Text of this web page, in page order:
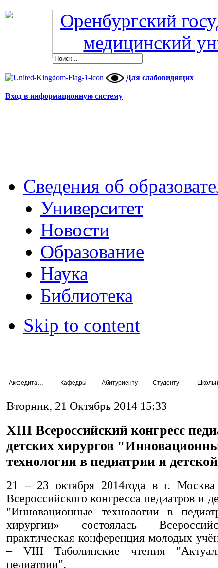
Оренбургский
медицинский
Для слабовидящих
Вход в информационную систему
Сведения об
Университет
Новости
Образование
Наука
Библиотека
Skip to content
Кафедры Абитуриенту Студенту
Вторник, 21 Октябрь 2014 15:33
XIII Всероссийский конгресс
детских хирургов
технологии в педиатрии и
21 – 23 октября 2014года в г.
Всероссийского конгресса педиатров и
"Инновационные технологии в
хирургии» состоялась
практическая конференция молодых
– VIII Таболинские чтения
педиатрии".